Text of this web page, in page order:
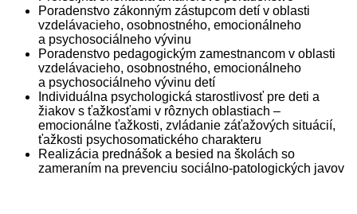
Poradenstvo zákonným zástupcom detí v oblasti
vzdelávacieho, osobnostného, emocionálneho
a psychosociálneho vývinu
Poradenstvo pedagogickým zamestnancom v oblasti
vzdelávacieho, osobnostného, emocionálneho
a psychosociálneho vývinu detí
Individuálna psychologická starostlivosť pre deti a
žiakov s ťažkosťami v rôznych oblastiach –
emocionálne ťažkosti, zvládanie záťažových situácií,
ťažkosti psychosomatického charakteru
Realizácia prednášok a besied na školách so
zameraním na prevenciu sociálno-patologických javov